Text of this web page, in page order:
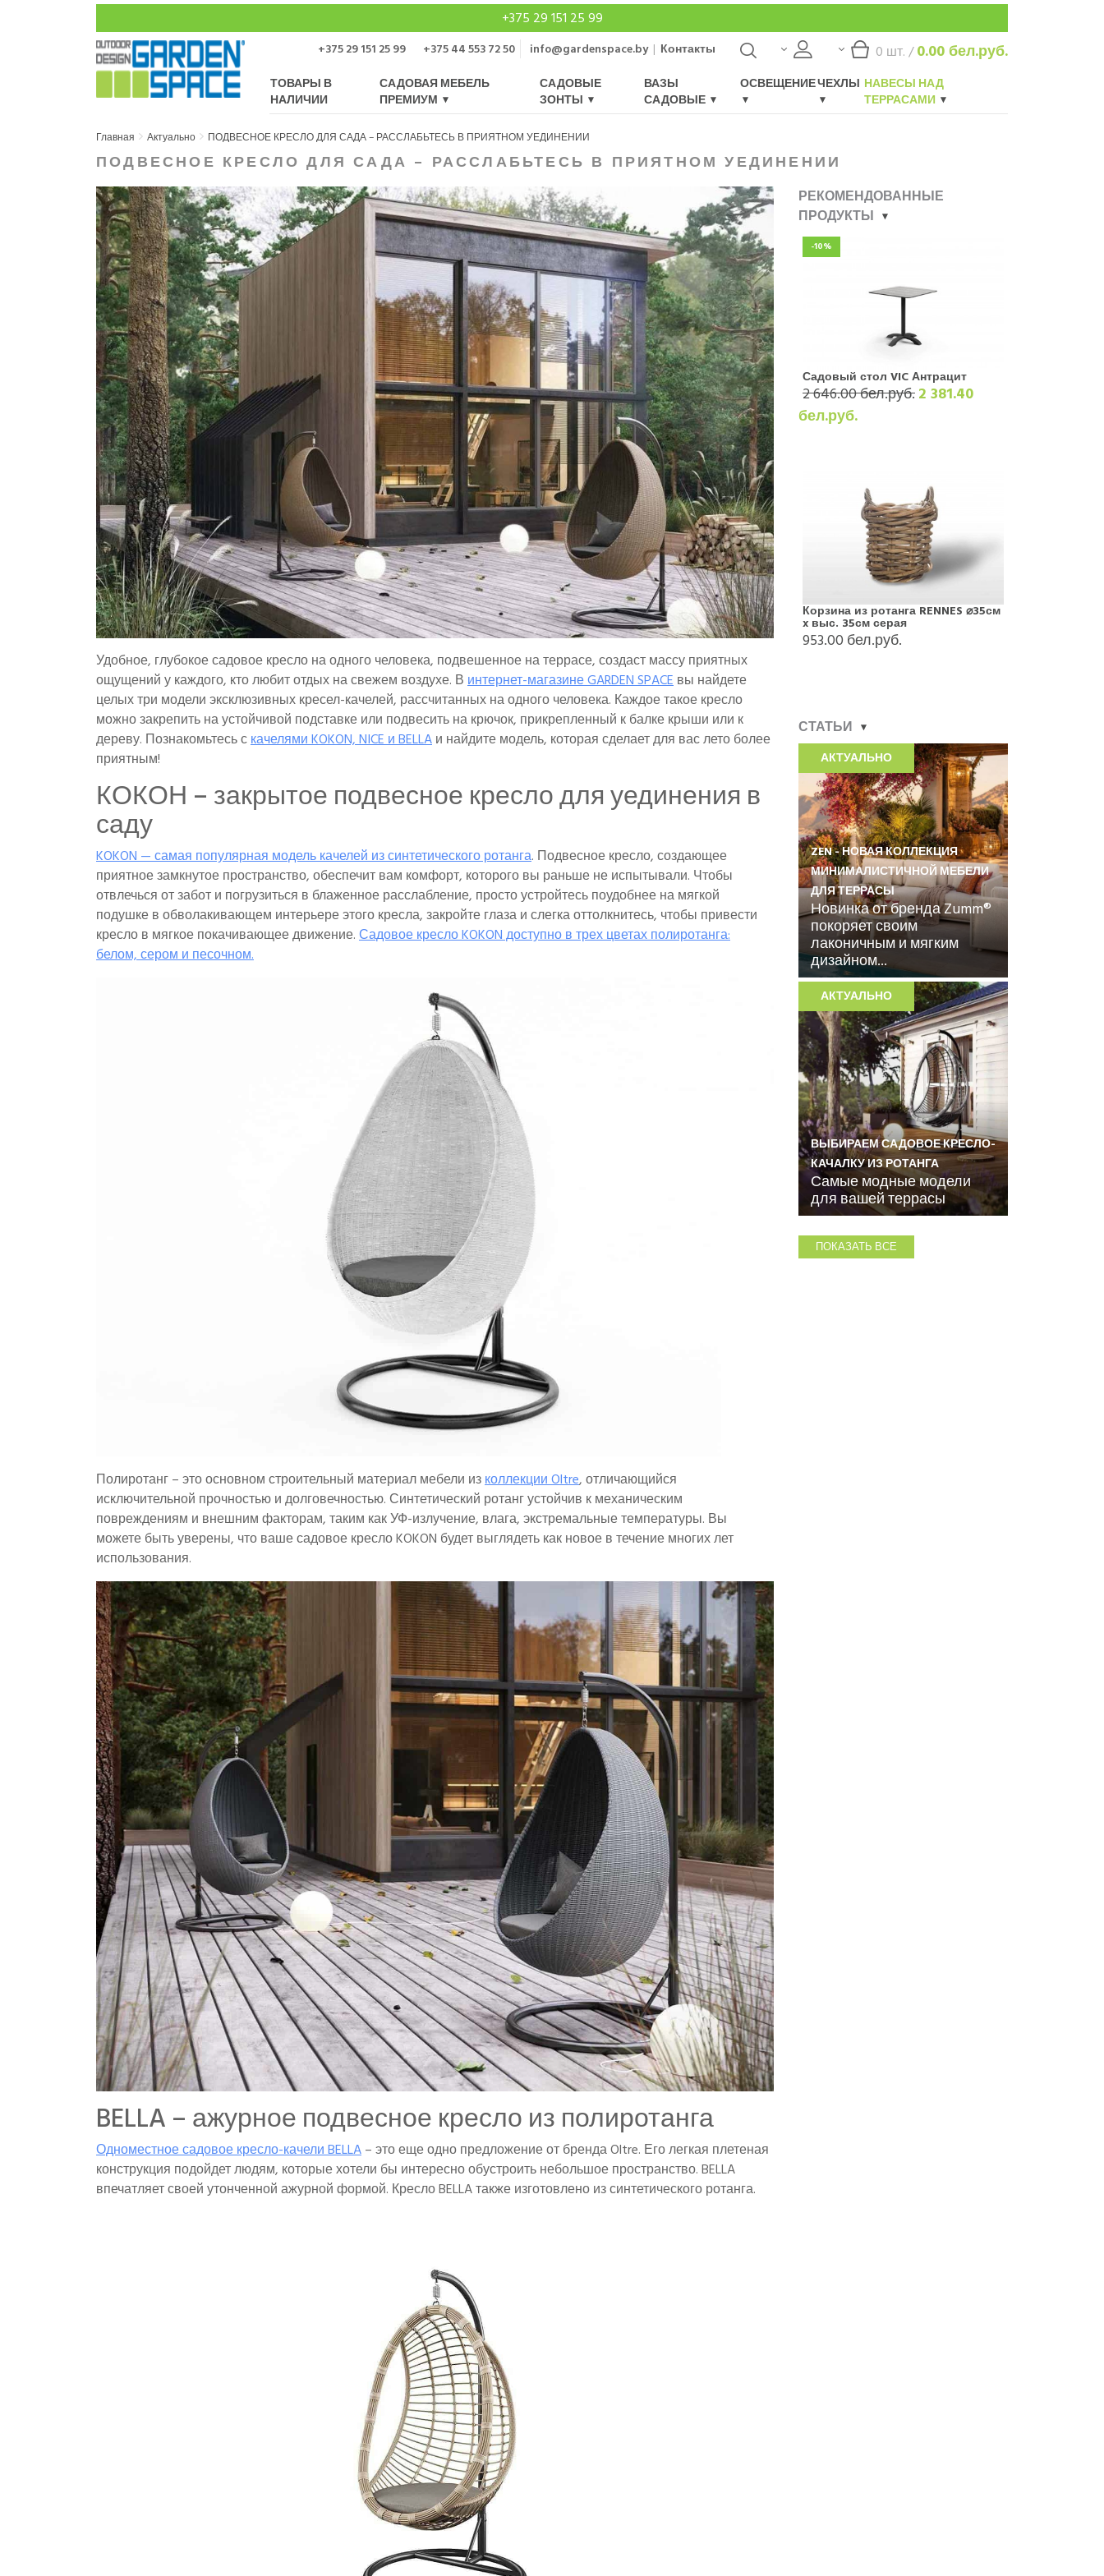
+375 29 151 25 99
+375 29 151 25 99 +375 44 553 72 50 info@gardenspace.by| Контакты 0 шт. /0.00бел.руб.
ТОВАРЫ В
НАЛИЧИИ
САДОВАЯ МЕБЕЛЬ
ПРЕМИУМ
САДОВЫЕ
ЗОНТЫ
ВАЗЫ
САДОВЫЕ
ОСВЕЩЕНИЕЧЕХЛЫ НАВЕСЫ НАД
ТЕРРАСАМИ
Главная Актуально ПОДВЕСНОЕ КРЕСЛО ДЛЯ САДА – РАССЛАБЬТЕСЬ В ПРИЯТНОМ УЕДИНЕНИИ
ПОДВЕСНОЕ КРЕСЛО ДЛЯ САДА – РАССЛАБЬТЕСЬ В ПРИЯТНОМ УЕДИНЕНИИ
Удобное, глубокое садовое кресло на одного человека, подвешенное на террасе, создаст массу приятных
ощущений у каждого, кто любит отдых на свежем воздухе. Винтернет-магазине GARDEN SPACEвы найдете
целых три модели эксклюзивных кресел-качелей, рассчитанных на одного человека. Каждое такое кресло
можно закрепить на устойчивой подставке или подвесить на крючок, прикрепленный к балке крыши или к
дереву. Познакомьтесь скачелями KOKON, NICE и BELLAи найдите модель, которая сделает для вас лето более
приятным!
КОКОН – закрытое подвесное кресло для уединения в
саду
KOKON — самая популярная модель качелей из синтетического ротанга. Подвесное кресло, создающее
приятное замкнутое пространство, обеспечит вам комфорт, которого вы раньше не испытывали. Чтобы
отвлечься от забот и погрузиться в блаженное расслабление, просто устройтесь поудобнее на мягкой
подушке в обволакивающем интерьере этого кресла, закройте глаза и слегка оттолкнитесь, чтобы привести
кресло в мягкое покачивающее движение.Садовое кресло KOKON доступно в трех цветах полиротанга:
белом, сером и песочном.
Полиротанг – это основном строительный материал мебели изколлекции Oltre, отличающийся
исключительной прочностью и долговечностью. Синтетический ротанг устойчив к механическим
повреждениям и внешним факторам, таким как УФ-излучение, влага, экстремальные температуры. Вы
можете быть уверены, что ваше садовое кресло KOKON будет выглядеть как новое в течение многих лет
использования.
BELLA – ажурное подвесное кресло из полиротанга
Одноместное садовое кресло-качели BELLA– это еще одно предложение от бренда Oltre. Его легкая плетеная
конструкция подойдет людям, которые хотели бы интересно обустроить небольшое пространство. BELLA
впечатляет своей утонченной ажурной формой. Кресло BELLA также изготовлено из синтетического ротанга.
РЕКОМЕНДОВАННЫЕ
ПРОДУКТЫ
-10%
Садовый стол VIC Антрацит
2 646.00 бел.руб.2 381.40
бел.руб.
Корзина из ротанга RENNES ⌀35см
x выс. 35см серая
953.00 бел.руб.
СТАТЬИ
АКТУАЛЬНО
ZEN - НОВАЯ КОЛЛЕКЦИЯ
МИНИМАЛИСТИЧНОЙ МЕБЕЛИ
ДЛЯ ТЕРРАСЫ
Новинка от бренда Zumm®
покоряет своим
лаконичным и мягким
дизайном...
АКТУАЛЬНО
ВЫБИРАЕМ САДОВОЕ КРЕСЛО-
КАЧАЛКУ ИЗ РОТАНГА
Самые модные модели
для вашей террасы
ПОКАЗАТЬ ВСЕ